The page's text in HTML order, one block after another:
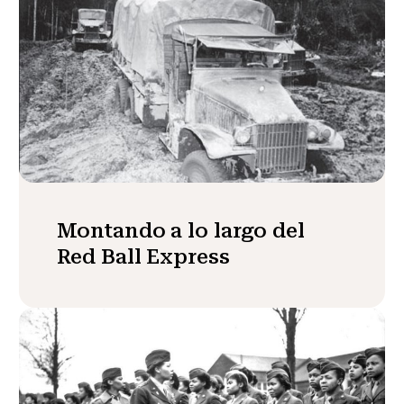
Montando a lo largo del
Red Ball Express